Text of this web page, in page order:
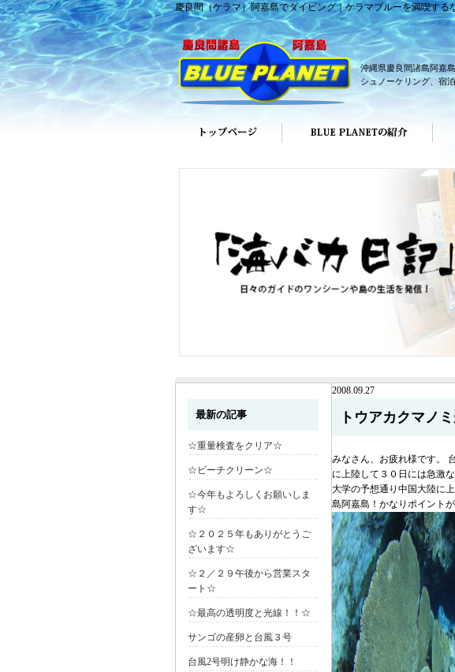
慶良間（ケラマ）阿嘉島でダイビング｜ケラマブルーを満喫する
沖縄県慶良間諸島阿嘉
シュノーケリング、宿
最新の記事
☆重量検査をクリア☆
☆ビーチクリーン☆
☆今年もよろしくお願いしま
す☆
☆２０２５年もありがとうご
ざいます☆
☆２／２９午後から営業スタ
ート☆
☆最高の透明度と光線！！☆
サンゴの産卵と台風３号
台風2号明け静かな海！！
2008.09.27
トウアカクマノ
みなさん、お疲れ様です。
に上陸して３０日には急激
大学の予想通り中国大陸に
島阿嘉島！かなりポイント